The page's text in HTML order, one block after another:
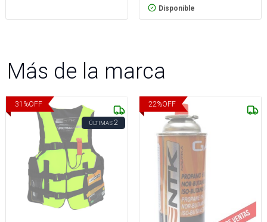
Disponible
Más de la marca
31 %OFF
ÚLTIMAS2
22%OFF